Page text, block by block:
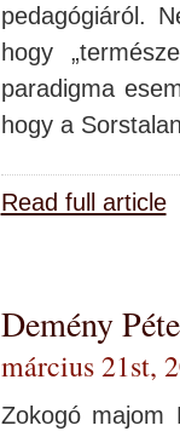
pedagógiáról.
hogy
paradigma
hogy a
Read full article
Demény
március 21st,
Zokogó majom